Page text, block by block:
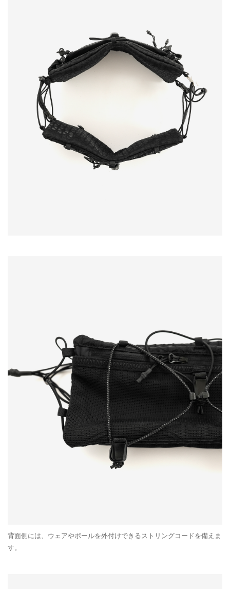
背面側には、ウェアやポールを外付けできるストリングコードを備えま
す。